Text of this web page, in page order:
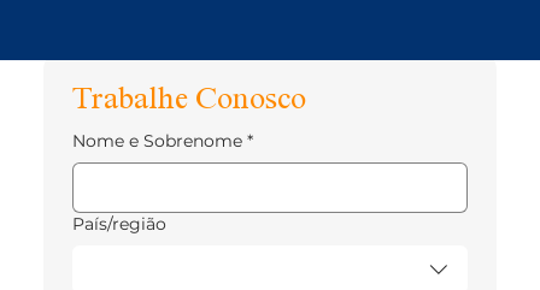
Trabalhe Conosco
Nome e Sobrenome *
Endereço de várias linhas
País/região